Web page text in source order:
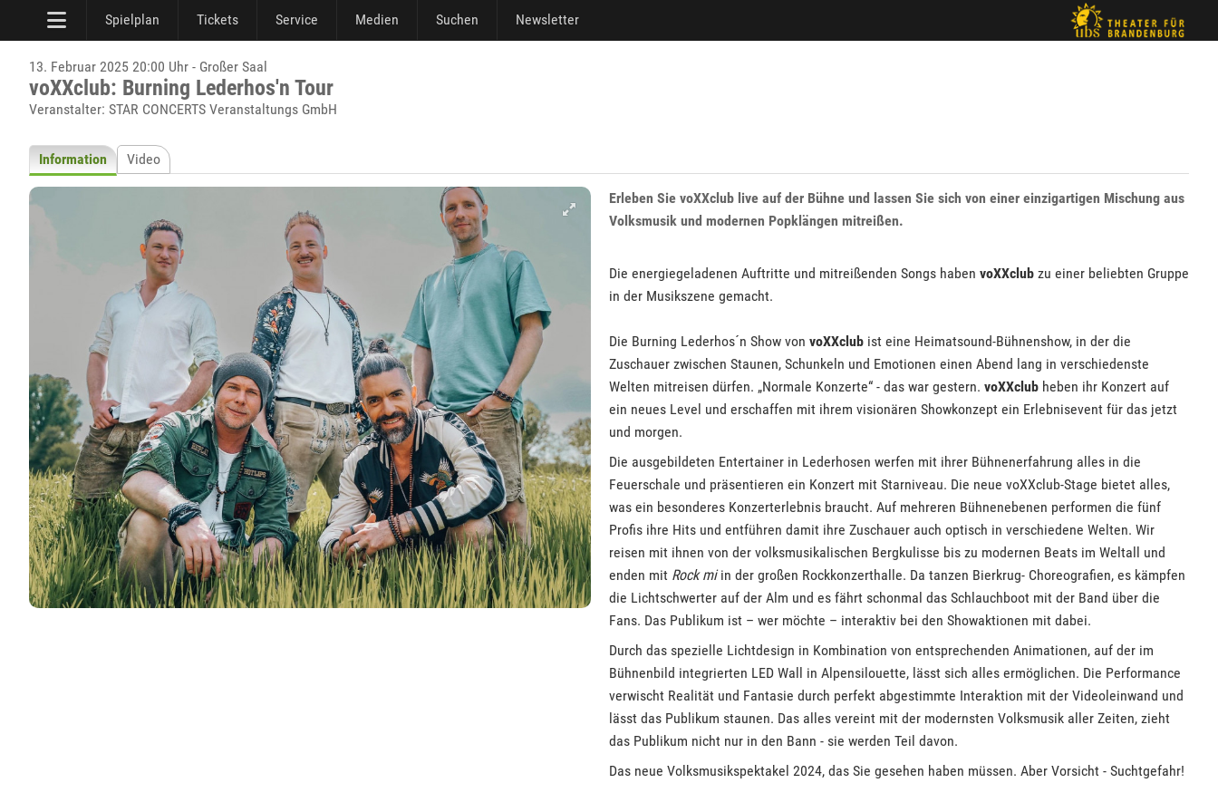
Spielplan Tickets Service Medien Suchen Newsletter
13. Februar 2025 20:00 Uhr - Großer Saal
voXXclub: Burning Lederhos'n Tour
Veranstalter: STAR CONCERTS Veranstaltungs GmbH
Information Video
Erleben Sie voXXclub live auf der Bühne und lassen Sie sich von einer einzigartigen Mischung aus
Volksmusik und modernen Popklängen mitreißen.
Die energiegeladenen Auftritte und mitreißenden Songs haben voXXclub zu einer beliebten Gruppe
in der Musikszene gemacht.
Die Burning Lederhos´n Show von voXXclub ist eine Heimatsound-Bühnenshow, in der die
Zuschauer zwischen Staunen, Schunkeln und Emotionen einen Abend lang in verschiedenste
Welten mitreisen dürfen. „Normale Konzerte“ - das war gestern. voXXclub heben ihr Konzert auf
ein neues Level und erschaffen mit ihrem visionären Showkonzept ein Erlebnisevent für das jetzt
und morgen.
Die ausgebildeten Entertainer in Lederhosen werfen mit ihrer Bühnenerfahrung alles in die
Feuerschale und präsentieren ein Konzert mit Starniveau. Die neue voXXclub-Stage bietet alles,
was ein besonderes Konzerterlebnis braucht. Auf mehreren Bühnenebenen performen die fünf
Profis ihre Hits und entführen damit ihre Zuschauer auch optisch in verschiedene Welten. Wir
reisen mit ihnen von der volksmusikalischen Bergkulisse bis zu modernen Beats im Weltall und
enden mit Rock miin der großen Rockkonzerthalle. Da tanzen Bierkrug- Choreografien, es kämpfen
die Lichtschwerter auf der Alm und es fährt schonmal das Schlauchboot mit der Band über die
Fans. Das Publikum ist – wer möchte – interaktiv bei den Showaktionen mit dabei.
Durch das spezielle Lichtdesign in Kombination von entsprechenden Animationen, auf der im
Bühnenbild integrierten LED Wall in Alpensilouette, lässt sich alles ermöglichen. Die Performance
verwischt Realität und Fantasie durch perfekt abgestimmte Interaktion mit der Videoleinwand und
lässt das Publikum staunen. Das alles vereint mit der modernsten Volksmusik aller Zeiten, zieht
das Publikum nicht nur in den Bann - sie werden Teil davon.
Das neue Volksmusikspektakel 2024, das Sie gesehen haben müssen. Aber Vorsicht - Suchtgefahr!